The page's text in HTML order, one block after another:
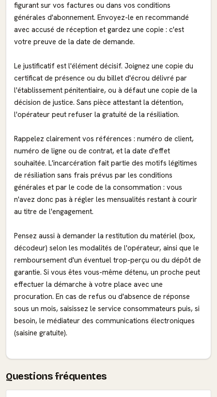
figurant sur vos factures ou dans vos conditions
générales d'abonnement. Envoyez-le en recommandé
avec accusé de réception et gardez une copie : c'est
votre preuve de la date de demande.
Le justificatif est l'élément décisif. Joignez une copie du
certificat de présence ou du billet d'écrou délivré par
l'établissement pénitentiaire, ou à défaut une copie de la
décision de justice. Sans pièce attestant la détention,
l'opérateur peut refuser la gratuité de la résiliation.
Rappelez clairement vos références : numéro de client,
numéro de ligne ou de contrat, et la date d'effet
souhaitée. L'incarcération fait partie des motifs légitimes
de résiliation sans frais prévus par les conditions
générales et par le code de la consommation : vous
n'avez donc pas à régler les mensualités restant à courir
au titre de l'engagement.
Pensez aussi à demander la restitution du matériel (box,
décodeur) selon les modalités de l'opérateur, ainsi que le
remboursement d'un éventuel trop-perçu ou du dépôt de
garantie. Si vous êtes vous-même détenu, un proche peut
effectuer la démarche à votre place avec une
procuration. En cas de refus ou d'absence de réponse
sous un mois, saisissez le service consommateurs puis, si
besoin, le médiateur des communications électroniques
(saisine gratuite).
Questions fréquentes